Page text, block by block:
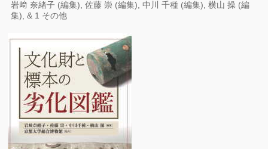
岩﨑 奈緒子 (編集), 佐藤 崇 (編集), 中川 千種 (編集), 横山 操 (編
集), & 1 その他